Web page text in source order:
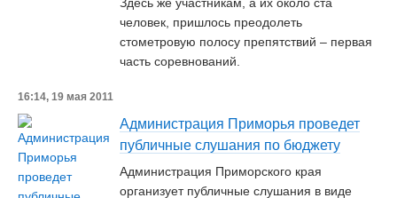
человек, пришлось преодолеть
стометровую полосу препятствий – первая
часть соревнований.
16:14, 19 мая 2011
Администрация Приморья проведет
публичные слушания по бюджету
Администрация Приморского края
организует публичные слушания в виде